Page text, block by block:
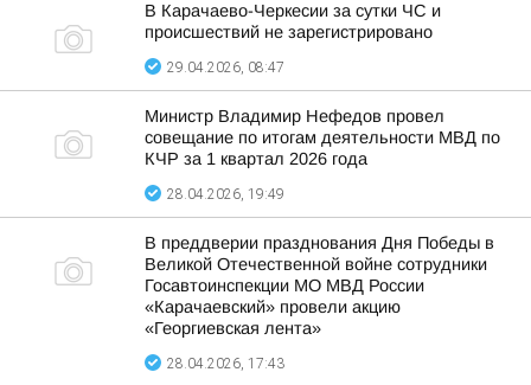
В Карачаево-Черкесии за сутки ЧС и
происшествий не зарегистрировано
29.04.2026, 08:47
Министр Владимир Нефедов провел
совещание по итогам деятельности МВД по
КЧР за 1 квартал 2026 года
28.04.2026, 19:49
В преддверии празднования Дня Победы в
Великой Отечественной войне сотрудники
Госавтоинспекции МО МВД России
«Карачаевский» провели акцию
«Георгиевская лента»
28.04.2026, 17:43